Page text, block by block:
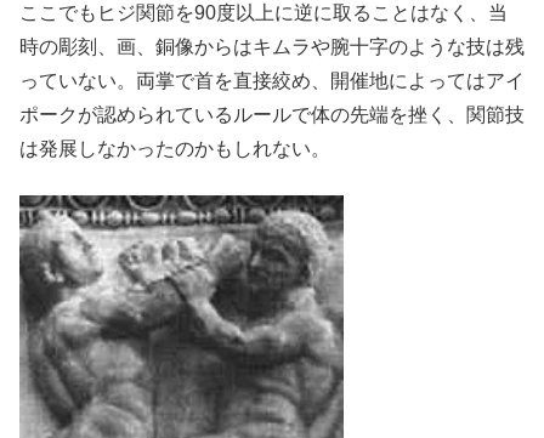
ここでもヒジ関節を90度以上に逆に取ることはなく、当
時の彫刻、画、銅像からはキムラや腕十字のような技は残
っていない。両掌で首を直接絞め、開催地によってはアイ
ポークが認められているルールで体の先端を挫く、関節技
は発展しなかったのかもしれない。